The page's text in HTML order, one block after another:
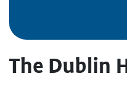
The Dublin